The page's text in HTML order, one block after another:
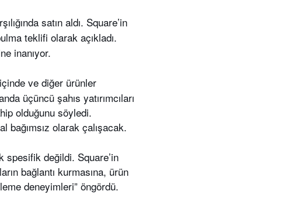
satın aldı. Square’in
teklifi olarak açıkladı.
inanıyor.
ve diğer ürünler
üçüncü şahıs yatırımcıları
olduğunu söyledi.
bağımsız olarak çalışacak.
spesifik değildi. Square’in
bağlantı kurmasına, ürün
deneyimleri” öngördü.